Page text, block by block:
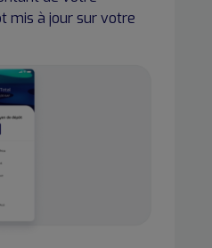
mis à jour sur votre